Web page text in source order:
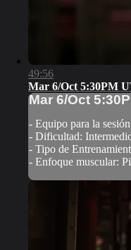
49:56
Mar 6/Oct 5:30PM
Mar 6/Oct
- Equipo para la
- Dificultad:
- Tipo de
- Enfoque muscular: